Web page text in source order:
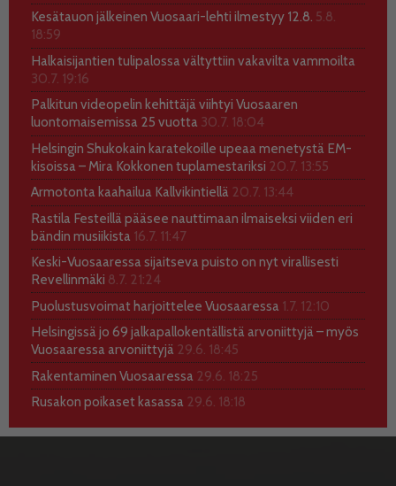
Kesätauon jälkeinen Vuosaari-lehti ilmestyy 12.8. 5.8.
18:59
Halkaisijantien tulipalossa vältyttiin vakavilta vammoilta
30.7. 19:16
Palkitun videopelin kehittäjä viihtyi Vuosaaren
luontomaisemissa 25 vuotta 30.7. 18:04
Helsingin Shukokain karatekoille upeaa menetystä EM-
kisoissa – Mira Kokkonen tuplamestariksi 20.7. 13:55
Armotonta kaahailua Kallvikintiellä 20.7. 13:44
Rastila Festeillä pääsee nauttimaan ilmaiseksi viiden eri
bändin musiikista 16.7. 11:47
Keski-Vuosaaressa sijaitseva puisto on nyt virallisesti
Revellinmäki 8.7. 21:24
Puolustusvoimat harjoittelee Vuosaaressa 1.7. 12:10
Helsingissä jo 69 jalkapallokentällistä arvoniittyjä – myös
Vuosaaressa arvoniittyjä 29.6. 18:45
Rakentaminen Vuosaaressa 29.6. 18:25
Rusakon poikaset kasassa 29.6. 18:18